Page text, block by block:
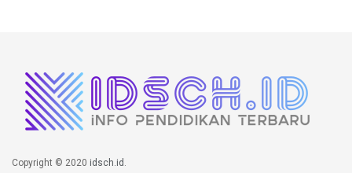
Copyright © 2020 idsch.id